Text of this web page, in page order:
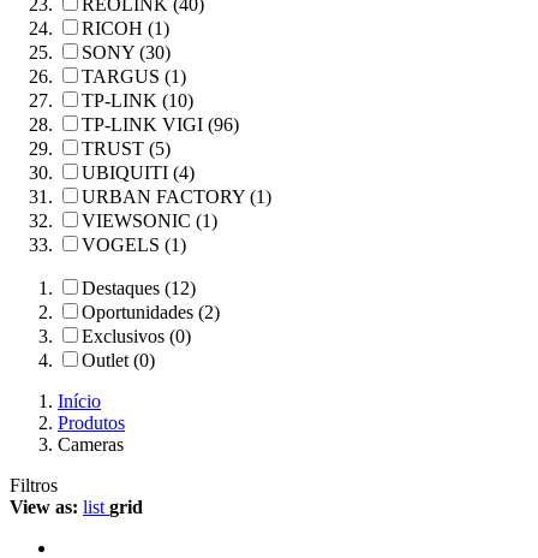
REOLINK (40)
RICOH (1)
SONY (30)
TARGUS (1)
TP-LINK (10)
TP-LINK VIGI (96)
TRUST (5)
UBIQUITI (4)
URBAN FACTORY (1)
VIEWSONIC (1)
VOGELS (1)
Destaques (12)
Oportunidades (2)
Exclusivos (0)
Outlet (0)
Início
Produtos
Cameras
Filtros
View as: list grid